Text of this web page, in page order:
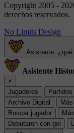
Copyright 2005 -
derechos reservados.
No Limits Design
Asistente: ¿qué
Asistente
×
Jugadores
Partidos
Archivo Digital
Buscar jugador
Debutaron con gol